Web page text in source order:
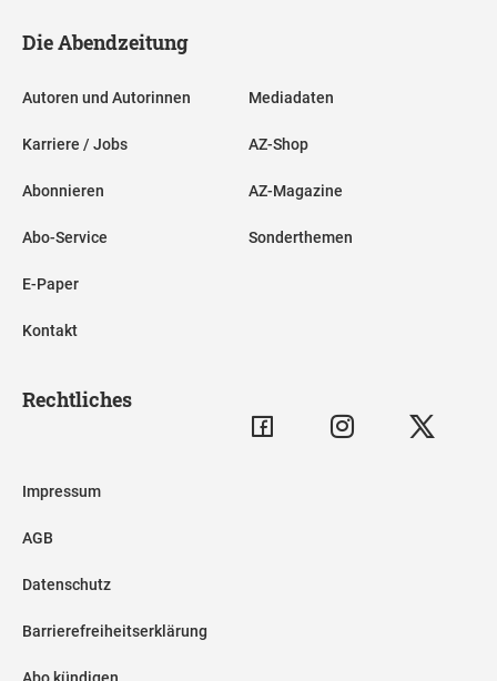
Die Abendzeitung
Autoren und Autorinnen
Karriere / Jobs
Abonnieren
Abo-Service
E-Paper
Kontakt
Mediadaten
AZ-Shop
AZ-Magazine
Sonderthemen
Rechtliches
Impressum
AGB
Datenschutz
Barrierefreiheitserklärung
Abo kündigen